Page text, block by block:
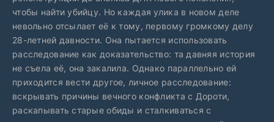
чтобы найти убийцу. Но каждая улика в новом деле
невольно отсылает её к тому, первому громкому делу
28-летней давности. Она пытается использовать
расследование как доказательство: та давняя история
не съела её, она закалила. Однако параллельно ей
приходится вести другое, личное расследование:
вскрывать причины вечного конфликта с Дороти,
раскапывать старые обиды и сталкиваться с